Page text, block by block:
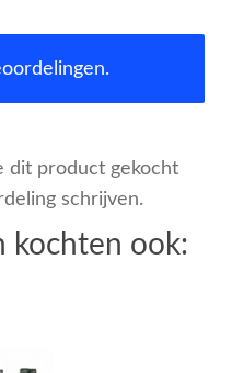
dit product gekocht
schrijven.
kochten ook: